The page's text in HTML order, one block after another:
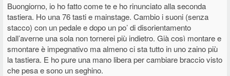
di usare una tastiera sola, magari complicando un po' la
configurazione.
Grazie e saluti
D
Buongiorno, io ho fatto come te e ho rinunciato alla seconda
tastiera. Ho una 76 tasti e mainstage. Cambio i suoni (senza
stacco) con un pedale e dopo un po’ di disorientamento
dall’averne una sola non tornerei più indietro. Già così montare e
smontare è impegnativo ma almeno ci sta tutto in uno zaino più
la tastiera. E ho pure una mano libera per cambiare braccio visto
che pesa e sono un seghino.